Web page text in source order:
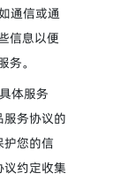
通信或通
信息以便
。
体服务
务协议的
您的信
约定收集